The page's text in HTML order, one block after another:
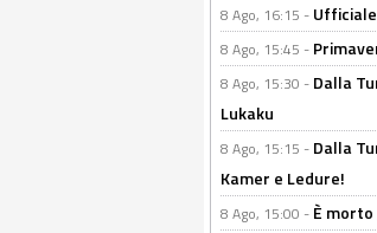
8 Ago, 16:15 -
8 Ago, 15:45 -
8 Ago, 15:30 - Dalla
Lukaku
8 Ago, 15:15 - Dalla
Kamer e Ledure!
8 Ago, 15:00 - È